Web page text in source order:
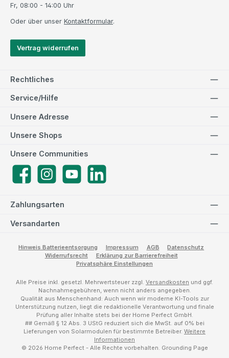
Fr, 08:00 - 14:00 Uhr
Oder über unser Kontaktformular.
Vertrag widerrufen
Rechtliches
Service/Hilfe
Zahlungsarten
Versandarten
Unsere Adresse
Unsere Communities
FacebookInstagramYouTube
Unsere Shops
Hinweis Batterieentsorgung Impressum AGB
Datenschutz
Widerrufsrecht
Erklärung zur Barrierefreiheit
Privatsphäre Einstellungen
Alle Preise inkl. gesetzl. Mehrwertsteuer zzgl. Versandkosten und ggf.
Nachnahmegebühren, wenn nicht anders angegeben.
Qualität aus Menschenhand: Auch wenn wir moderne KI-Tools zur
Unterstützung nutzen, liegt die redaktionelle Verantwortung und finale
Prüfung aller Inhalte stets bei der Home Perfect GmbH.
## Gemäß § 12 Abs. 3 UStG reduziert sich die MwSt. auf 0% bei
Lieferungen von Solarmodulen für bestimmte Betreiber. Weitere
Informationen
© 2026 Home Perfect - Alle Rechte vorbehalten. Grounding Page